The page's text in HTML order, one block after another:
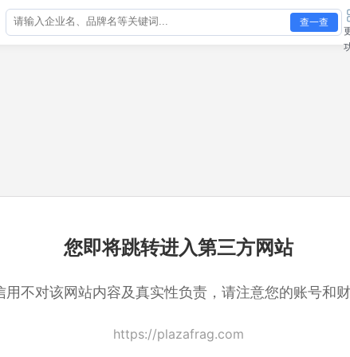
查一查
您即将跳转进入第三方网站
用不对该网站内容及真实性负责，请注意您的账号和
https://plazafrag.com